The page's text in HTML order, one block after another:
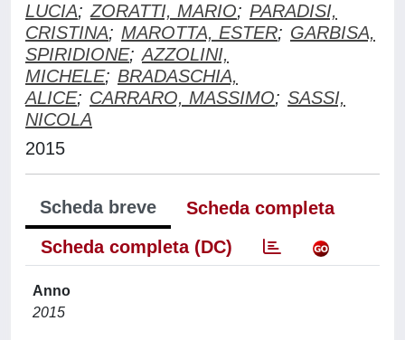
LUCIA; ZORATTI, MARIO; PARADISI,
CRISTINA; MAROTTA, ESTER; GARBISA,
SPIRIDIONE; AZZOLINI,
MICHELE; BRADASCHIA,
ALICE; CARRARO, MASSIMO; SASSI,
NICOLA
2015
Scheda breve
Scheda completa
Scheda completa (DC)
Anno
2015